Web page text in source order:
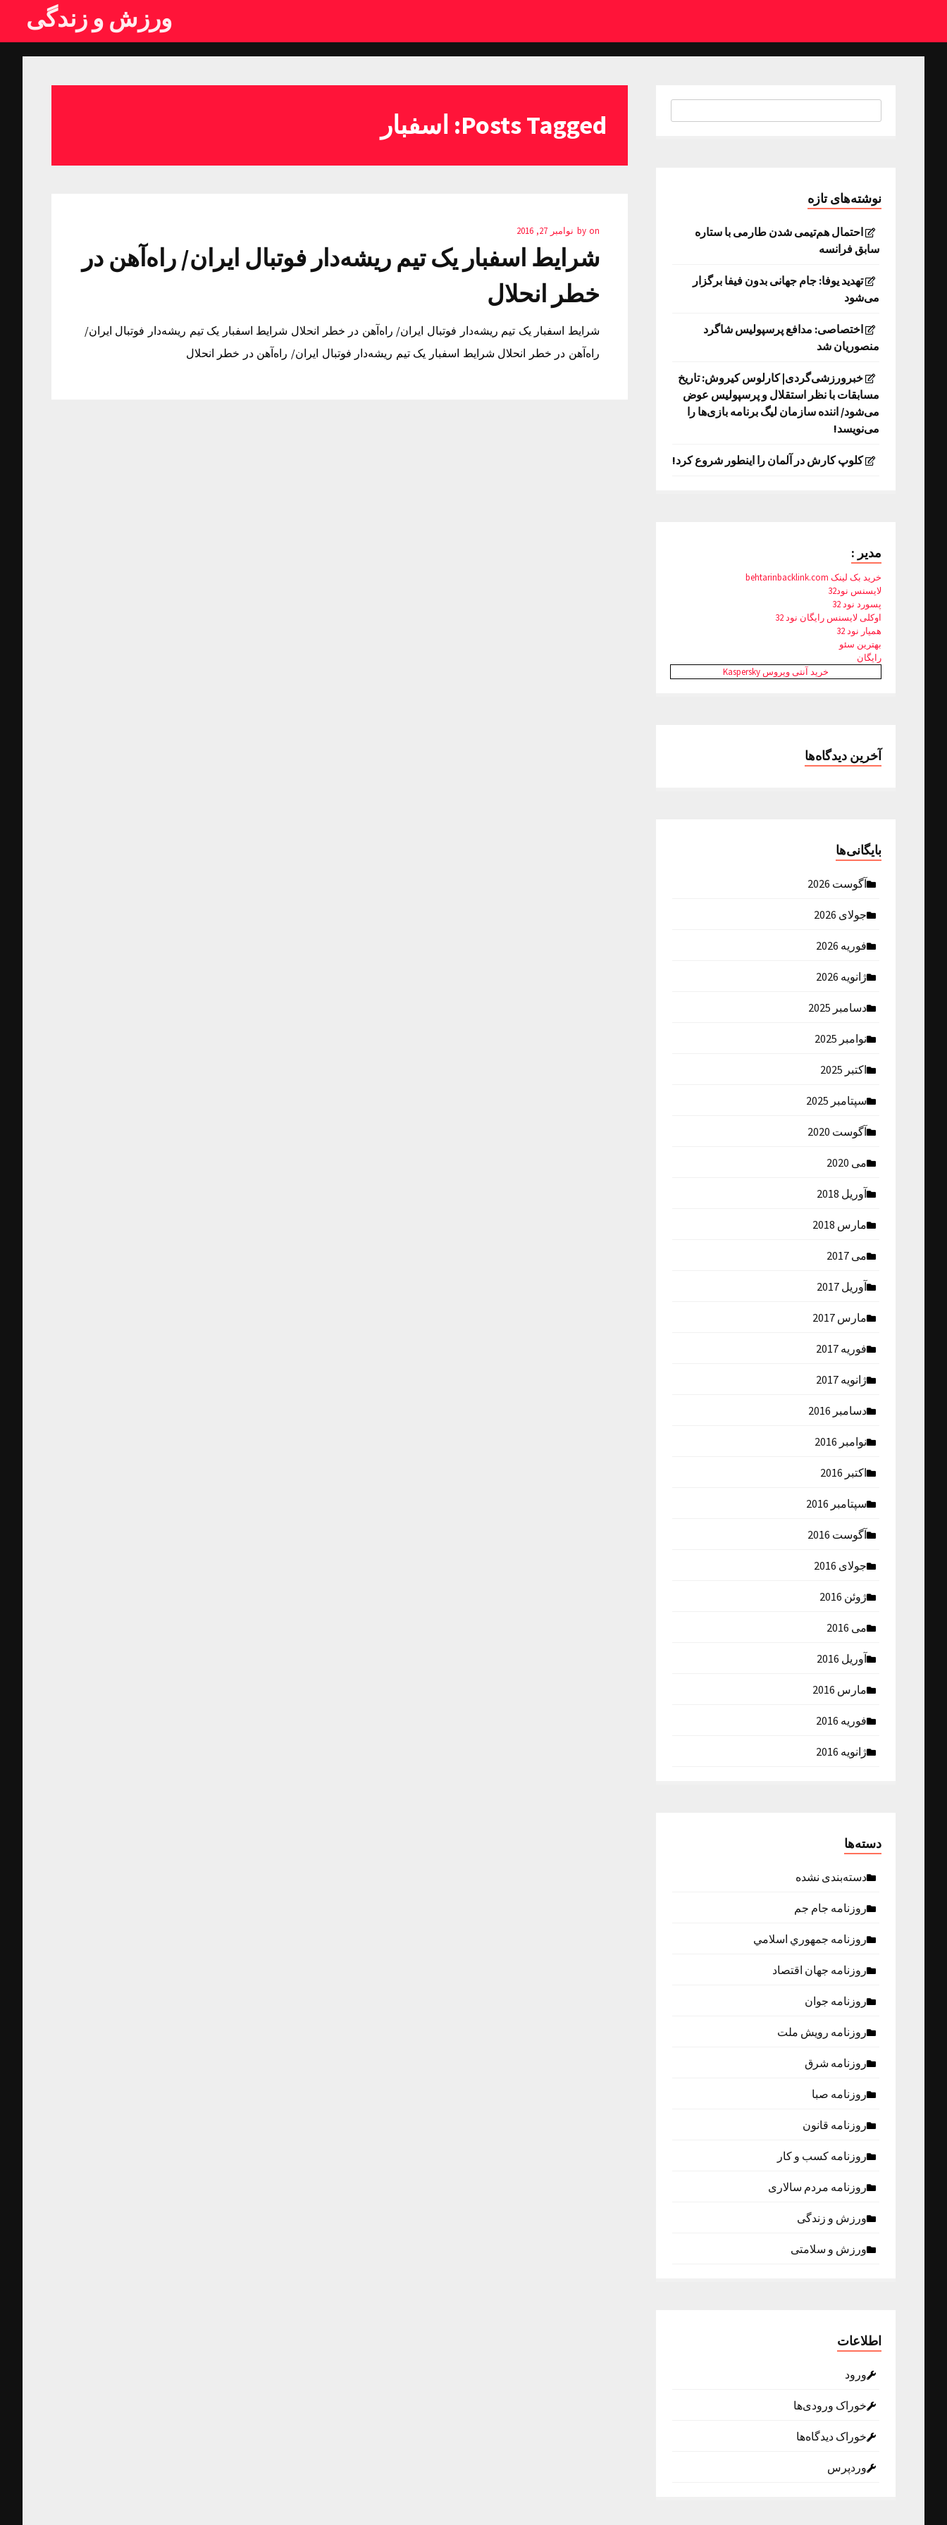
ورزش و زندگی
Posts Tagged: اسفبار
by on نوامبر 27, 2016
شرایط اسفبار یک تیم ریشه‌دار فوتبال ایران/ راه‌آهن در
خطر انحلال
شرایط اسفبار یک تیم ریشه‌دار فوتبال ایران/ راه‌آهن در خطر انحلال شرایط اسفبار یک تیم ریشه‌دار فوتبال ایران/
راه‌آهن در خطر انحلال شرایط اسفبار یک تیم ریشه‌دار فوتبال ایران/ راه‌آهن در خطر انحلال
نوشته‌های تازه
احتمال هم‌تیمی شدن طارمی با ستاره
سابق فرانسه
تهدید یوفا: جام جهانی بدون فیفا برگزار
می‌شود
اختصاصی: مدافع پرسپولیس شاگرد
منصوریان شد
خبرورزشی‌گردی| کارلوس کیروش: تاریخ
مسابقات با نظر استقلال و پرسپولیس عوض
می‌شود/ اننده سازمان لیگ برنامه بازی‌ها را
می‌نویسد!
کلوپ کارش در آلمان را اینطور شروع کرد!
مدیر :
خرید بک لینک behtarinbacklink.com
لایسنس نود32
پسورد نود 32
اوکلی لایسنس رایگان نود 32
همیار نود 32
بهترین سئو
رایگان
خرید آنتی ویروس Kaspersky
آخرین دیدگاه‌ها
بایگانی‌ها
آگوست 2026
جولای 2026
فوریه 2026
ژانویه 2026
دسامبر 2025
نوامبر 2025
اکتبر 2025
سپتامبر 2025
آگوست 2020
می 2020
آوریل 2018
مارس 2018
می 2017
آوریل 2017
مارس 2017
فوریه 2017
ژانویه 2017
دسامبر 2016
نوامبر 2016
اکتبر 2016
سپتامبر 2016
آگوست 2016
جولای 2016
ژوئن 2016
می 2016
آوریل 2016
مارس 2016
فوریه 2016
ژانویه 2016
دسته‌ها
دسته‌بندی نشده
روزنامه جام جم
روزنامه جمهوري اسلامي
روزنامه جهان اقتصاد
روزنامه جوان
روزنامه رویش ملت
روزنامه شرق
روزنامه صبا
روزنامه قانون
روزنامه كسب و كار
روزنامه مردم سالاری
ورزش و زندگی
ورزش و سلامتی
اطلاعات
ورود
خوراک ورودی‌ها
خوراک دیدگاه‌ها
وردپرس